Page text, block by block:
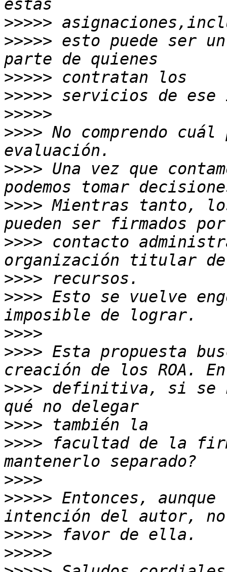
>>>>>
>>>>> esto puede ser
>>>>>
>>>>>
>>>>>
>>>> No comprendo
>>>> Una vez que
>>>> Mientras tanto,
>>>> contacto
>>>>
>>>> Esto se vuelve
>>>>
>>>> Esta propuesta
>>>> definitiva, si se
>>>>
>>>> facultad de la
>>>>
>>>>> Entonces,
>>>>>
>>>>>